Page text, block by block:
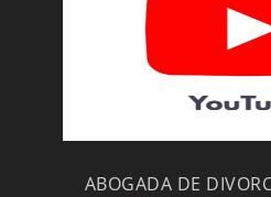
ABOGADA DE